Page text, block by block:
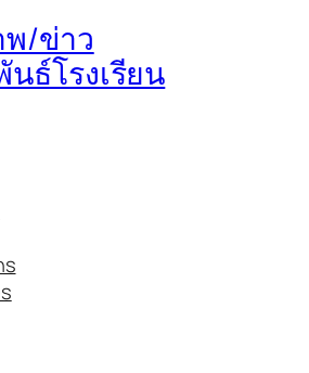
พ/ข่าว
ธ์โรงเรียน